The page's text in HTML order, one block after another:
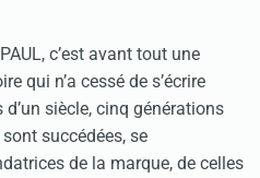
c’est avant tout une
qui n’a cessé de s’écrire
siècle, cinq générations
succédées, se
de la marque, de celles